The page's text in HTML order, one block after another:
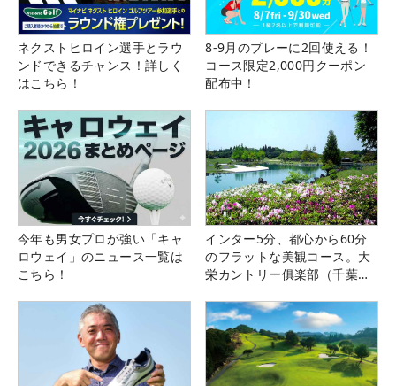
ネクストヒロイン選手とラウ
ンドできるチャンス！詳しく
はこちら！
8-9月のプレーに2回使える！
コース限定2,000円クーポン
配布中！
今年も男女プロが強い「キャ
ロウェイ」のニュース一覧は
こちら！
インター5分、都心から60分
のフラットな美観コース。大
栄カントリー俱楽部（千葉